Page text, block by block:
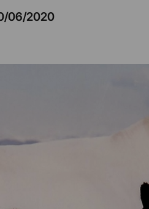
06/2020